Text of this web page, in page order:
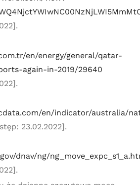
en/energy/general/qatar-
again-in-2019/29640
en/indicator/australia/
23.02.2022].
dnav/ng/